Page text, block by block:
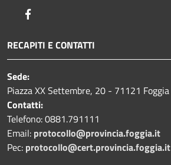
RECAPITI E CONTATTI
Sede:
Piazza XX Settembre, 20 - 71121 Foggia
Contatti:
Telefono: 0881.791111
Email: protocollo@provincia.foggia.it
Pec: protocollo@cert.provincia.foggia.it